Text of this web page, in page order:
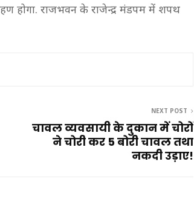
होगा. राजभवन के राजेन्द्र मंडपम में शपथ
NEXT POST
चावल व्यवसायी के दुकान में चोरों
ने चोरी कर 5 बोरी चावल तथा
नकदी उड़ाए!